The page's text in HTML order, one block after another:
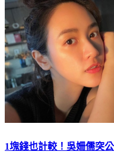
1塊錢也計較！吳姍儒突